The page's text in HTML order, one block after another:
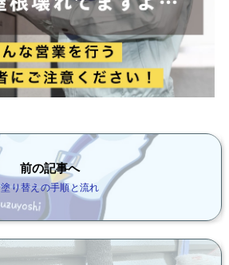
前の記事へ
塗り替えの手順と流れ